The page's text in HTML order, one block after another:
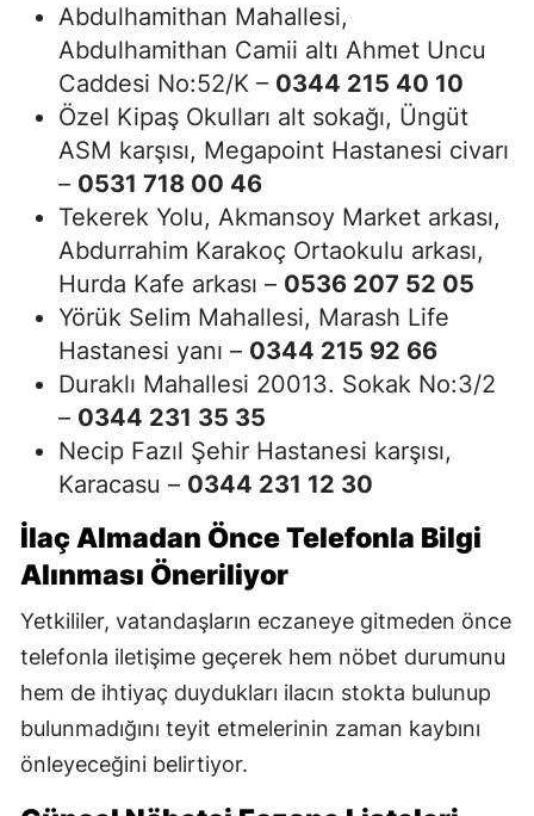
Abdulhamithan Mahallesi,
Abdulhamithan Camii altı Ahmet Uncu
Caddesi No:52/K – 0344 215 40 10
Özel Kipaş Okulları alt sokağı, Üngüt
ASM karşısı, Megapoint Hastanesi civarı
– 0531 718 00 46
Tekerek Yolu, Akmansoy Market arkası,
Abdurrahim Karakoç Ortaokulu arkası,
Hurda Kafe arkası – 0536 207 52 05
Yörük Selim Mahallesi, Marash Life
Hastanesi yanı – 0344 215 92 66
Duraklı Mahallesi 20013. Sokak No:3/2
– 0344 231 35 35
Necip Fazıl Şehir Hastanesi karşısı,
Karacasu – 0344 231 12 30
İlaç Almadan Önce Telefonla Bilgi
Alınması Öneriliyor
Yetkililer, vatandaşların eczaneye gitmeden önce
telefonla iletişime geçerek hem nöbet durumunu
hem de ihtiyaç duydukları ilacın stokta bulunup
bulunmadığını teyit etmelerinin zaman kaybını
önleyeceğini belirtiyor.